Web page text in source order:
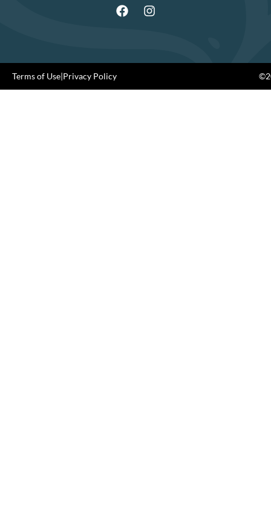
Terms of Use|Privacy Policy